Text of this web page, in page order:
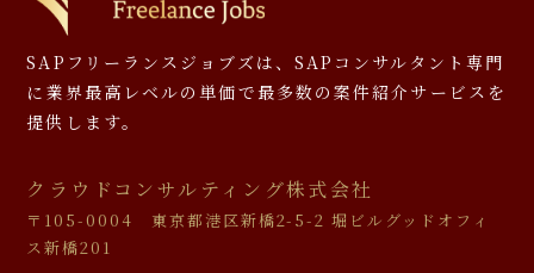
SAPフリーランスジョブズは、SAPコンサルタント専門
に 業界最高レベルの単価で最多数の案件紹介サービスを
提供します。
クラウドコンサルティング株式会社
〒105-0004 東京都港区新橋2-5-2 堀ビルグッドオフィ
ス新橋201